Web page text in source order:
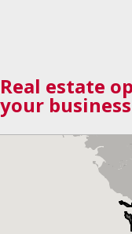
Real estate
your